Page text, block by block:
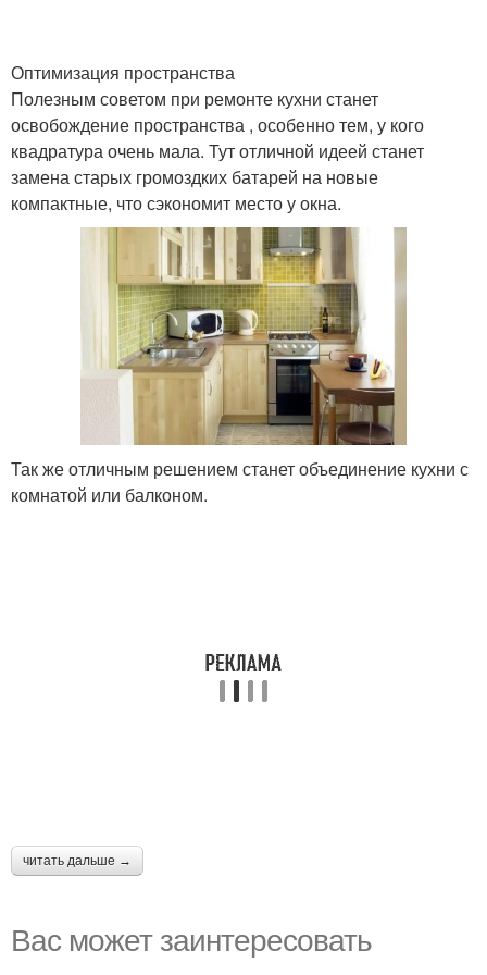
Оптимизация пространства
Полезным советом при ремонте кухни станет
освобождение пространства , особенно тем, у кого
квадратура очень мала. Тут отличной идеей станет
замена старых громоздких батарей на новые
компактные, что сэкономит место у окна.
Так же отличным решением станет объединение кухни с
комнатой или балконом.
читать дальше →
Вас может заинтересовать